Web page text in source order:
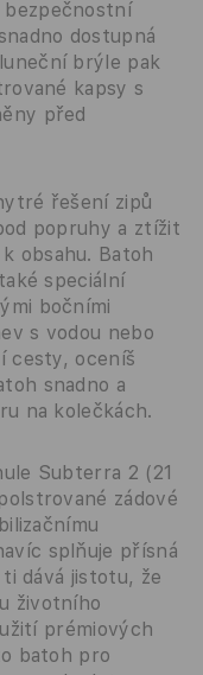
bezpečnostní
dostupná
brýle pak
kapsy s
před
řešení zipů
popruhy a ztížit
obsahu. Batoh
speciální
bočními
s vodou nebo
cesty, oceníš
snadno a
na kolečkách.
Subterra 2 (21
zádové
splňuje přísná
dává jistotu, že
životního
prémiových
batoh pro